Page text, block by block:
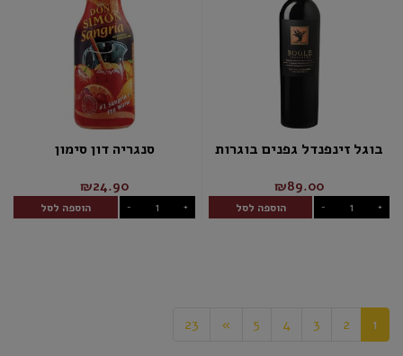
בוגל זינפנדל גפנים בוגרות
₪89.00
- + הוספה לסל
סנגריה דון סימון
₪24.90
- + הוספה לסל
1
2
3
4
5
»
23